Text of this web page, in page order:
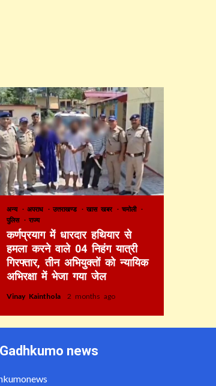
अन्य अपराध उत्तराखण्ड खास खबर
चमोली
पुलिस
राज्य
कर्णप्रयाग में धारदार हथियार से
हमला करने वाले 04 निहंग यात्री
गिरफ्तार, तीन अभियुक्तों को न्यायिक
अभिरक्षा में भेजा गया जेल
Vinay Kainthola 2 months ago
news